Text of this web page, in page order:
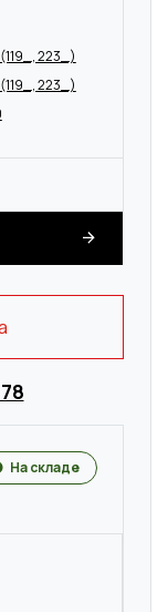
223_)
223_)
На складе